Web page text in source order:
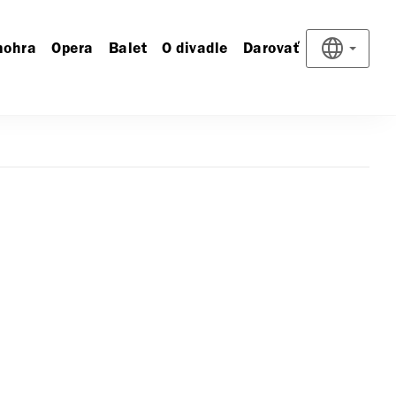
Opera Balet O divadle Darovať